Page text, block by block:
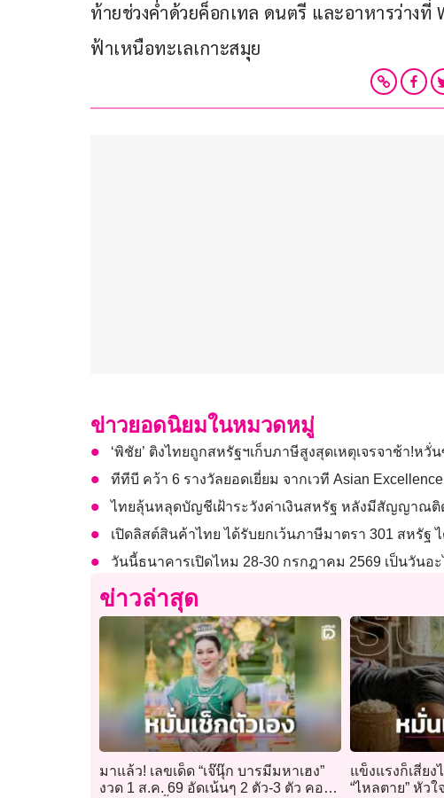
ท้ายช่วงค่ำด้วยค็อกเทล ดนตรี และอาหารว่าง
ฟ้าเหนือทะเลเกาะสมุย
ข่าวยอดนิยมในหมวดหมู่
‘พิชัย’ ติงไทยถูกสหรัฐฯเก็บภาษีสูงสุดเหตุเจรจาช้า!หวั่
ทีทีบี คว้า 6 รางวัลยอดเยี่ยม จากเวที Asian
ไทยลุ้นหลุดบัญชีเฝ้าระวังค่าเงินสหรัฐ หลังมีสัญญาณ
เปิดลิสต์สินค้าไทย ได้รับยกเว้นภาษีมาตรา 301 สหรัฐ
วันนี้ธนาคารเปิดไหม 28-30 กรกฎาคม 2569 เป็นวันอ
ข่าวล่าสุด
มาแล้ว! เลขเด็ด “เจ๊นุ๊ก บารมีมหาเฮง”
งวด 1 ส.ค. 69 อัดเน้นๆ 2 ตัว-3 ตัว คอ
แข็งแรงก็เสี่ยง
“ไหลตาย” หัว